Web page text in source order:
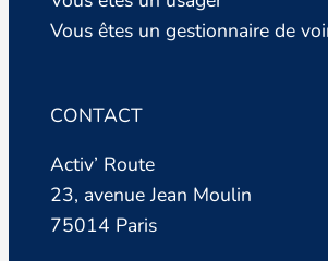
Vous êtes un gestionnaire de
CONTACT
Activ’ Route
23, avenue Jean Moulin
75014 Paris